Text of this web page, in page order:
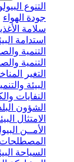
التنوع
جودة الهواء
سلامة
استدامة
التنمية
التنمية
التغير
البيئة
النفايات
الشؤون
الامتثال
الأمــن
المصطلحات
السياحة